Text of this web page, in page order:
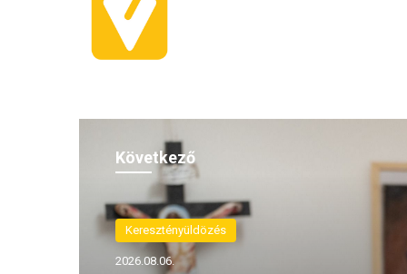
Következő
Keresztényüldözés
2026.08.06.